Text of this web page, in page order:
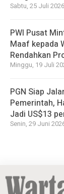
Sabtu, 25 Juli
PWI Pusat
Maaf kepada
Rendahkan
Minggu, 19 Juli
PGN Siap
Pemerintah,
Jadi US$13
Senin, 29 Juni